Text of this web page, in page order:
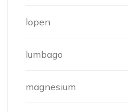
lopen
lumbago
magnesium